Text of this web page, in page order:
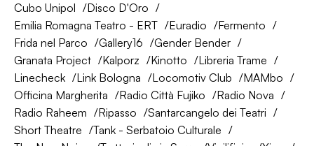
Cubo Unipol
Disco D'Oro
Emilia Romagna Teatro - ERT
Euradio
Fermento
Frida nel Parco
Gallery16
Gender Bender
Granata Project
Kalporz Kinotto
Libreria Trame
Linecheck
Link Bologna Locomotiv Club
MAMbo
Officina Margherita
Radio Città Fujiko
Radio Nova
Radio Raheem
Ripasso
Santarcangelo dei Teatri
Short Theatre
Tank - Serbatoio Culturale